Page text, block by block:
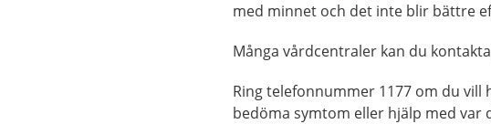
med minnet och det inte blir bättre
Många vårdcentraler kan du
Ring telefonnummer 1177 om du vill
bedöma symtom eller hjälp med var